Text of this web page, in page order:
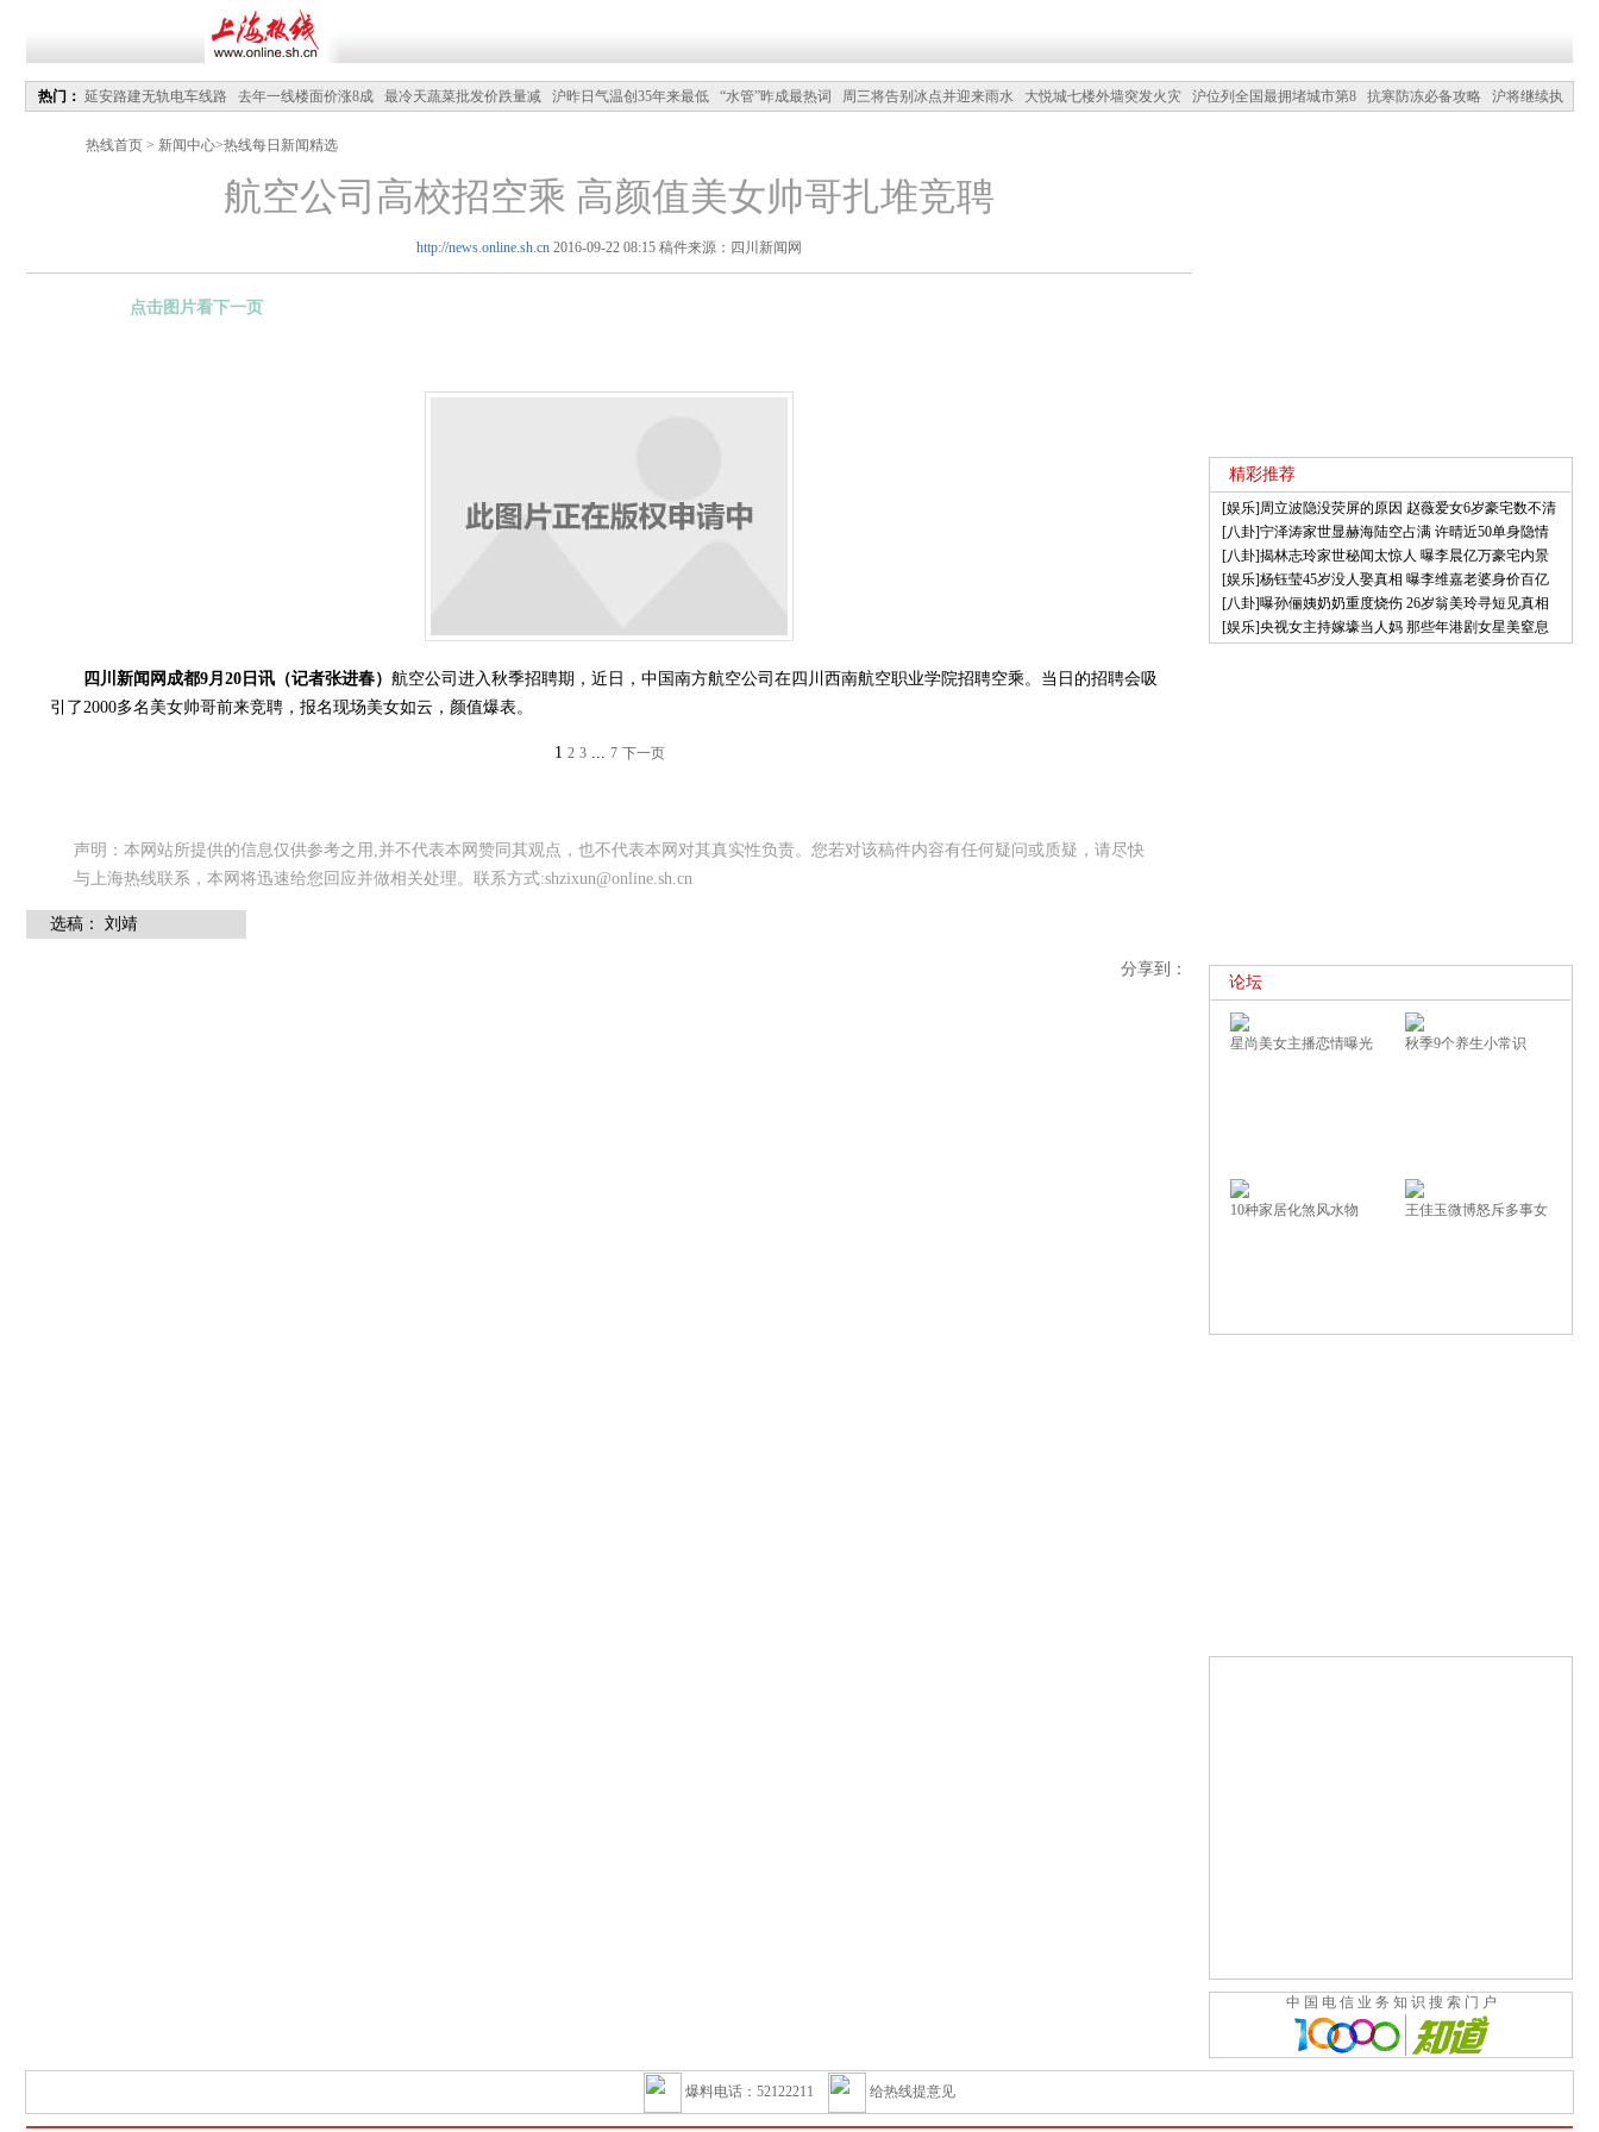
热门： 延安路建无轨电车线路 去年一线楼面价涨8成 最冷天蔬菜批发价跌量减 沪昨日气温创35年来最低 “水管”昨成最热词 周三将告别冰点并迎来雨水 大悦城七楼外墙突发火灾 沪位列全国最拥堵城市第8 抗寒防冻必备攻略
沪将继续执
热线首页 > 新闻中心>热线每日新闻精选
航空公司高校招空乘 高颜值美女帅哥扎堆竞聘
http://news.online.sh.cn 2016-09-22 08:15 稿件来源：四川新闻网
点击图片看下一页
四川新闻网成都9月20日讯（记者张进春） 航空公司进入秋季招聘期，近日，中国南方航空公司在四川西南航空职业学院招聘空乘。当日的招聘会吸
引了2000多名美女帅哥前来竞聘，报名现场美女如云，颜值爆表。
1 2 3 ... 7 下一页
声明：本网站所提供的信息仅供参考之用,并不代表本网赞同其观点，也不代表本网对其真实性负责。您若对该稿件内容有任何疑问或质疑，请尽快
与上海热线联系，本网将迅速给您回应并做相关处理。联系方式:shzixun@online.sh.cn
选稿： 刘靖
分享到：
精彩推荐
[娱乐]周立波隐没荧屏的原因 赵薇爱女6岁豪宅数不清
[八卦]宁泽涛家世显赫海陆空占满 许晴近50单身隐情
[八卦]揭林志玲家世秘闻太惊人 曝李晨亿万豪宅内景
[娱乐]杨钰莹45岁没人娶真相 曝李维嘉老婆身价百亿
[八卦]曝孙俪姨奶奶重度烧伤 26岁翁美玲寻短见真相
[娱乐]央视女主持嫁壕当人妈 那些年港剧女星美窒息
论坛
星尚美女主播恋情曝光 秋季9个养生小常识
10种家居化煞风水物 王佳玉微博怒斥多事女
中 国 电 信 业 务 知 识 搜 索 门 户
爆料电话：52122211 给热线提意见